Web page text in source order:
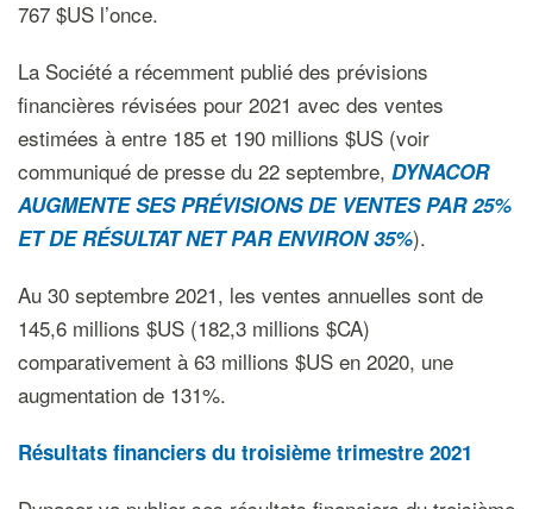
767 $US l’once.
La Société a récemment publié des prévisions
financières révisées pour 2021 avec des ventes
estimées à entre 185 et 190 millions $US (voir
communiqué de presse du 22 septembre, DYNACOR
AUGMENTE SES PRÉVISIONS DE VENTES PAR 25%
ET DE RÉSULTAT NET PAR ENVIRON 35%).
Au 30 septembre 2021, les ventes annuelles sont de
145,6 millions $US (182,3 millions $CA)
comparativement à 63 millions $US en 2020, une
augmentation de 131%.
Résultats financiers du troisième trimestre 2021